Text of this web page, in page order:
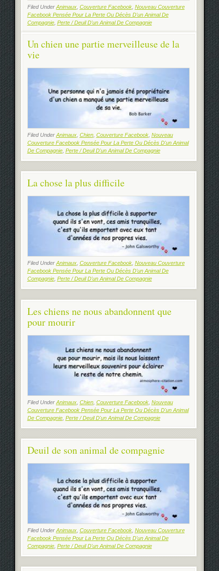
Filed Under Animaux, Couverture Facebook, Nouveau Couverture
Facebook Pensée Pour La Perte Ou Décès D'un Animal De
Compagnie, Perte / Deuil D'un Animal De Compagnie
Un chien une partie merveilleuse de la
vie
Filed Under Animaux, Chien, Couverture Facebook, Nouveau
Couverture Facebook Pensée Pour La Perte Ou Décès D'un Animal
De Compagnie, Perte / Deuil D'un Animal De Compagnie
La chose la plus difficile
Filed UnderAnimaux, Couverture Facebook, Nouveau Couverture
Facebook Pensée Pour La Perte Ou Décès D'un Animal De
Compagnie, Perte / Deuil D'un Animal De Compagnie
Les chiens ne nous abandonnent que
pour mourir
Filed Under Animaux, Chien, Couverture Facebook, Nouveau
Couverture Facebook Pensée Pour La Perte Ou Décès D'un Animal
De Compagnie, Perte / Deuil D'un Animal De Compagnie
Deuil de son animal de compagnie
Filed Under Animaux, Couverture Facebook, Nouveau Couverture
Facebook Pensée Pour La Perte Ou Décès D'un Animal De
Compagnie, Perte / Deuil D'un Animal De Compagnie